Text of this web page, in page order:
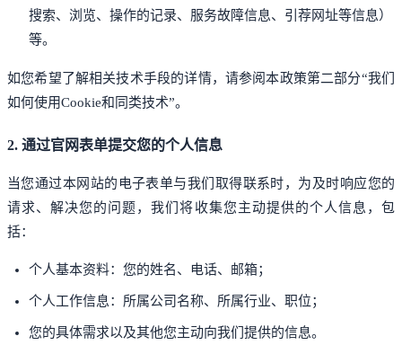
搜索、浏览、操作的记录、服务故障信息、引荐网址等信息）
等。
如您希望了解相关技术手段的详情，请参阅本政策第二部分“我们
如何使用Cookie和同类技术”。
2. 通过官网表单提交您的个人信息
当您通过本网站的电子表单与我们取得联系时，为及时响应您的
请求、解决您的问题，我们将收集您主动提供的个人信息，包
括：
个人基本资料：您的姓名、电话、邮箱；
个人工作信息：所属公司名称、所属行业、职位；
您的具体需求以及其他您主动向我们提供的信息。